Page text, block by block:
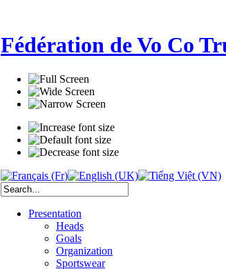
Fédération de Vo Co
Presentation
Heads
Goals
Organization
Sportswear